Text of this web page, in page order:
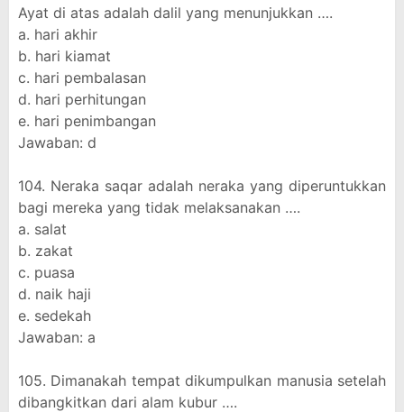
Ayat di atas adalah dalil yang menunjukkan ….
a. hari akhir
b. hari kiamat
c. hari pembalasan
d. hari perhitungan
e. hari penimbangan
Jawaban: d
104. Neraka saqar adalah neraka yang diperuntukkan
bagi mereka yang tidak melaksanakan ….
a. salat
b. zakat
c. puasa
d. naik haji
e. sedekah
Jawaban: a
105. Dimanakah tempat dikumpulkan manusia setelah
dibangkitkan dari alam kubur ….